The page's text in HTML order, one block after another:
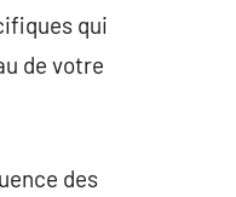
qui
de votre
des